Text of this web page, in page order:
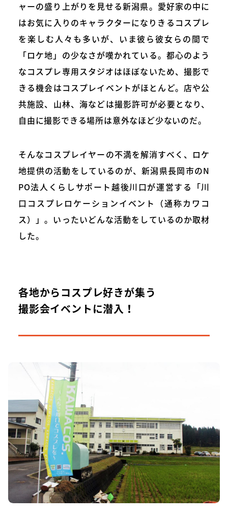
ャーの盛り上がりを見せる新潟県。愛好家の中に
はお気に入りのキャラクターになりきるコスプレ
を楽しむ人々も多いが、いま彼ら彼女らの間で
「ロケ地」の少なさが嘆かれている。都心のよう
なコスプレ専用スタジオはほぼないため、撮影で
きる機会はコスプレイベントがほとんど。店や公
共施設、山林、海などは撮影許可が必要となり、
自由に撮影できる場所は意外なほど少ないのだ。
そんなコスプレイヤーの不満を解消すべく、ロケ
地提供の活動をしているのが、新潟県長岡市のN
PO法人くらしサポート越後川口が運営する「川
口コスプレロケーションイベント（通称カワコ
ス）」。いったいどんな活動をしているのか取材
した。
各地からコスプレ好きが集う
撮影会イベントに潜入！